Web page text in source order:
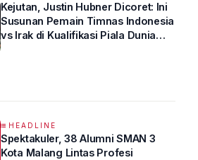
Kejutan, Justin Hubner Dicoret: Ini
Susunan Pemain Timnas Indonesia
vs Irak di Kualifikasi Piala Dunia
HEADLINE
Spektakuler, 38 Alumni SMAN 3
Kota Malang Lintas Profesi